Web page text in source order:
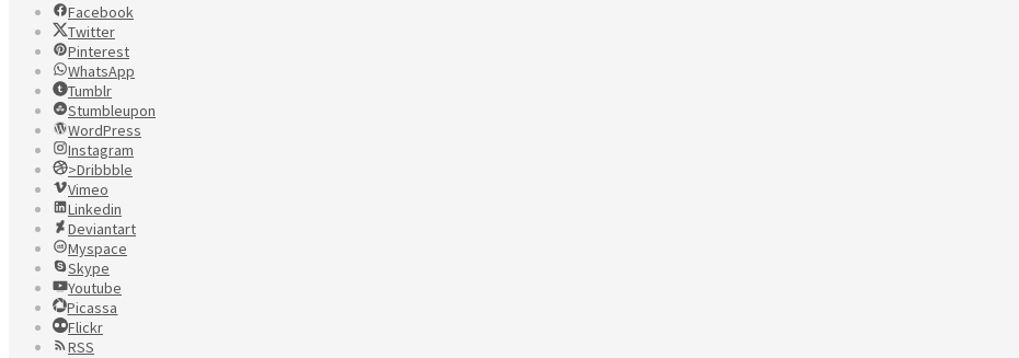
Facebook
Twitter
Pinterest
WhatsApp
Tumblr
Stumbleupon
WordPress
Instagram
>Dribbble
Vimeo
Linkedin
Deviantart
Myspace
Skype
Youtube
Picassa
Flickr
RSS